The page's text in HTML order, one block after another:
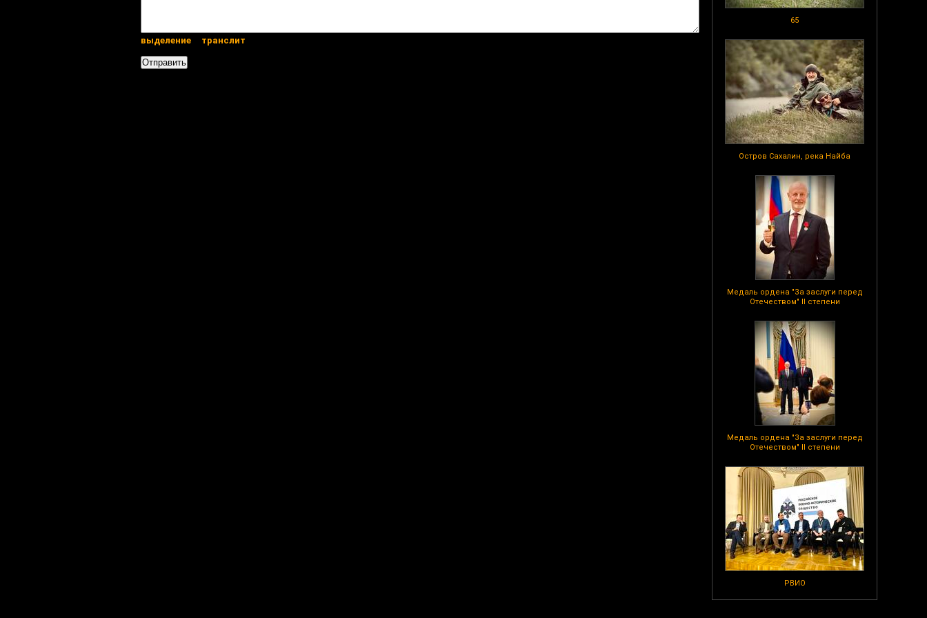
65
Остров Сахалин, река Найба
Медаль ордена "За заслуги перед
Отечеством" II степени
Медаль ордена "За заслуги перед
Отечеством" II степени
РВИО
выделение транслит